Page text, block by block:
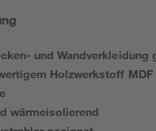
und Wandverkleidung
Holzwerkstoff
wärmeisolierend